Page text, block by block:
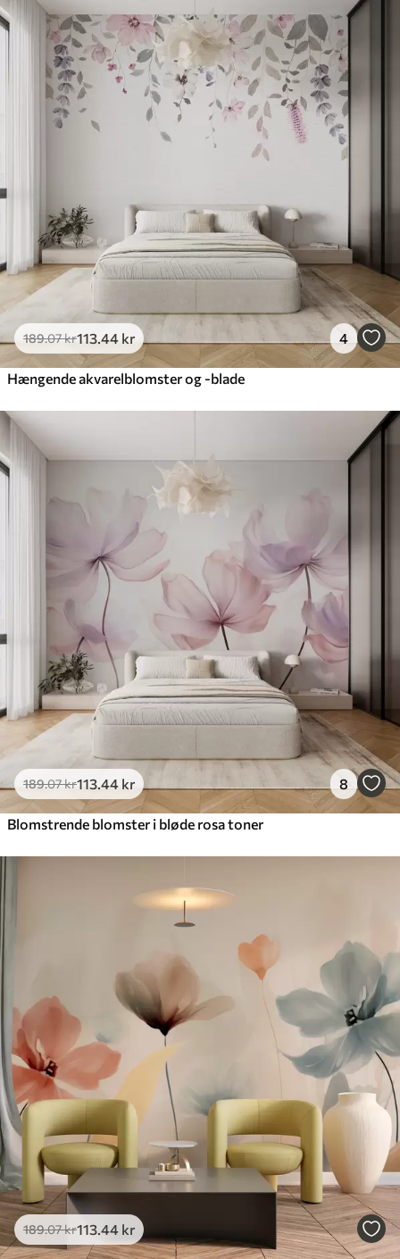
189.07kr113 .44 kr 4
Hængende akvarelblomster og -blade
189.07kr113 .44 kr 8
Blomstrende blomster i bløde rosa toner
189.07kr113 .44 kr